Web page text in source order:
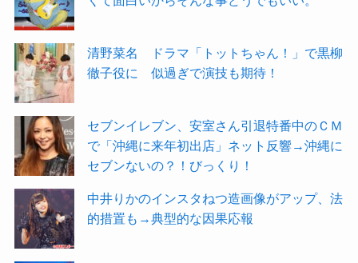
清野菜名 ドラマ「トットちゃん！」で黒柳
徹子役に 似過ぎで演技も期待！
セブンイレブン、安室さん引退特番中のＣＭ
で「沖縄に来年初出店」ネット反響→沖縄に
セブンないの？！びっくり！
中井りかのインスタねつ造画像がアップ、法
的措置も→典型的な因果応報